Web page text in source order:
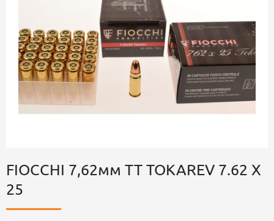
FIOCCHI 7,62мм TT TOKAREV 7.62 X
25